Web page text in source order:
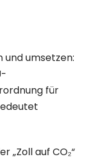
und umsetzen:
für
„Zoll auf CO₂“